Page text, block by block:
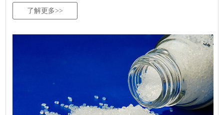
了解更多>>